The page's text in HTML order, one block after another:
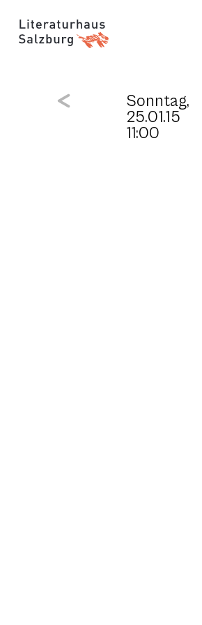
Sonntag,
25.01.15
11:00